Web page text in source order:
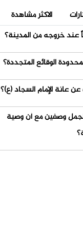
الاكثر مشاهدة
عند خروجه من المدينة؟
الوقائع المتجددة؟
عانة الإمام السجاد (ع)؟
وصفين مع أن وصية